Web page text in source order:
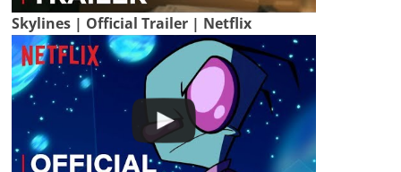
Skylines | Official Trailer | Netflix